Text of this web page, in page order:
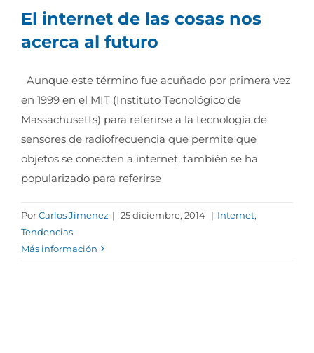
El internet de las cosas nos
acerca al futuro
Aunque este término fue acuñado por primera vez
en 1999 en el MIT (Instituto Tecnológico de
Massachusetts) para referirse a la tecnología de
sensores de radiofrecuencia que permite que
objetos se conecten a internet, también se ha
popularizado para referirse
PorCarlos Jimenez | 25 diciembre, 2014 | Internet,
Tendencias
Más información